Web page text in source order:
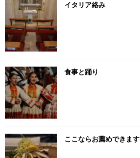
イタリア絡み
食事と踊り
ここならお薦めできます